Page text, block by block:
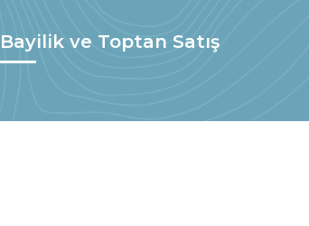
Bayilik ve Toptan Satış